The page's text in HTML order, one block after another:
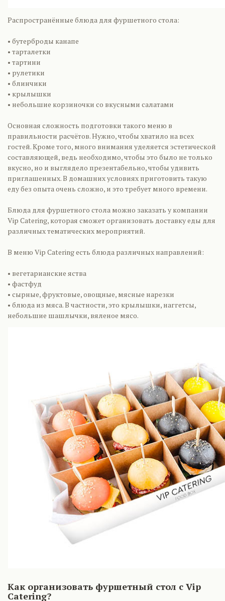
Распространённые блюда для фуршетного стола:
• бутерброды канапе
• тарталетки
• тартини
• рулетики
• блинчики
• крылышки
• небольшие корзиночки со вкусными салатами
Основная сложность подготовки такого меню в
правильности расчётов. Нужно, чтобы хватило на всех
гостей. Кроме того, много внимания уделяется эстетической
составляющей, ведь необходимо, чтобы это было не только
вкусно, но и выглядело презентабельно, чтобы удивить
приглашенных. В домашних условиях приготовить такую
еду без опыта очень сложно, и это требует много времени.
Блюда для фуршетного стола можно заказать у компании
Vip Catering, которая сможет организовать доставку еды для
различных тематических мероприятий.
В меню Vip Catering есть блюда различных направлений:
• вегетарианские яства
• фастфуд
• сырные, фруктовые, овощные, мясные нарезки
• блюда из мяса. В частности, это крылышки, наггетсы,
небольшие шашлычки, вяленое мясо.
Как организовать фуршетный стол с Vip
Catering?